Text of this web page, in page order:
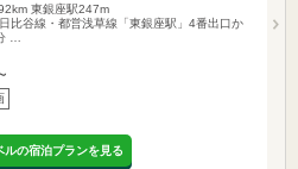
東銀座駅247m
比谷線・都営浅草線「東銀座駅」4番出口か
…
ルの宿泊プランを見る